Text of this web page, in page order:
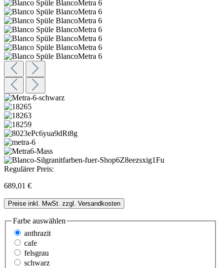
Regulärer Preis:
689,01 €
Preise inkl. MwSt. zzgl. Versandkosten
Farbe auswählen
anthrazit
cafe
felsgrau
schwarz